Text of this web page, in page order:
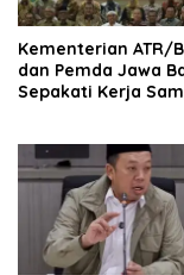
Kementerian ATR/
dan Pemda Jawa
Sepakati Kerja
Ekonomi Daerah